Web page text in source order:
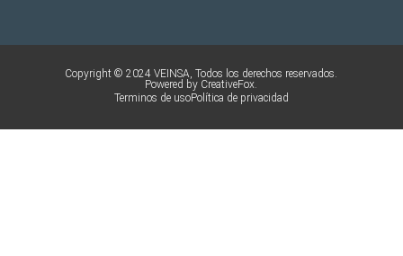
Copyright © 2024 VEINSA, Todos los derechos reservados.
Powered by CreativeFox.
Terminos de usoPolítica de privacidad